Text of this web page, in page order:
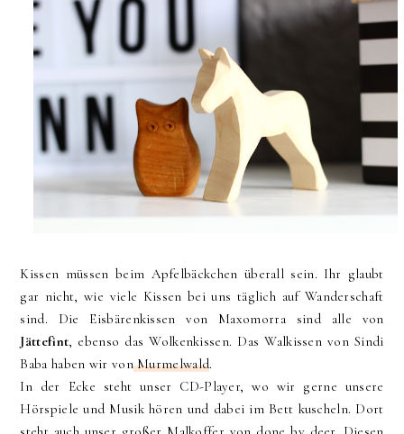
Kissen müssen beim Apfelbäckchen überall sein. Ihr glaubt
gar nicht, wie viele Kissen bei uns täglich auf Wanderschaft
sind. Die Eisbärenkissen von Maxomorra sind alle von
Jättefint, ebenso das Wolkenkissen. Das Walkissen von Sindi
Baba haben wir vonMurmelwald.
In der Ecke steht unser CD-Player, wo wir gerne unsere
Hörspiele und Musik hören und dabei im Bett kuscheln. Dort